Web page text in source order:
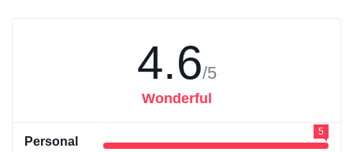
4.6/5
Wonderful
Personal
5